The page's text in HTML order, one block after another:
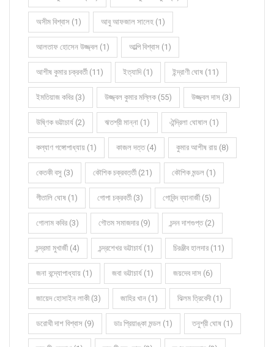
অসীম বিশ্বাস (1) আবু আফজাল সালেহ (1)
আলতাফ হোসেন উজ্জ্বল (1) আল্পি বিশ্বাস (1)
আশীষ কুমার চক্রবর্তী (11) ইত্যাদি (1) ইন্দ্রাণী ঘোষ (11)
ইমতিয়াজ কবির (3) উজ্জ্বল কুমার মল্লিক (55) উজ্জ্বল দাস (3)
উষ্ণিক ভট্টাচার্য (2) ঋতশ্রী মান্না (1) ঐন্দ্রিলা ঘোষাল (1)
কল্যাণ গঙ্গোপাধ্যায় (1) কাজল দত্ত (4) কুমার আশীষ রায় (8)
কেতকী বসু (3) কৌশিক চক্রবর্ত্তী (21) কৌশিক মন্ডল (1)
গীতালি ঘোষ (1) গোপা চক্রবর্তী (3) গোবিন্দ ব্যানার্জী (5)
গোলাম কবির (3) গৌতম সমাজদার (9) চন্দন দাশগুপ্ত (2)
চন্দ্রমা মুখার্জী (4) চন্দ্রশেখর ভট্টাচার্য (1) চিরঞ্জীব হালদার (11)
জনা বন্দ্যোপাধ্যায় (1) জবা ভট্টাচার্য (1) জয়দেব দাস (6)
জায়েদ হোসাইন লাকী (3) জাহির খান (1) ঝিলম ত্রিবেদী (1)
ডরোথী দাশ বিশ্বাস (9) ডাঃ প্রিয়াঙ্কা মন্ডল (1) তনুশ্রী ঘোষ (1)